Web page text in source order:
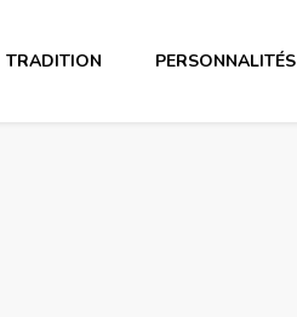
TRADITION PERSONNALITÉS